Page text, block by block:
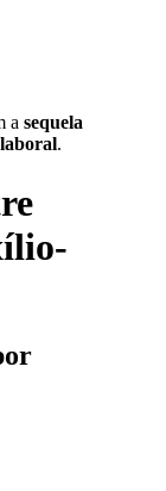
asequela
.